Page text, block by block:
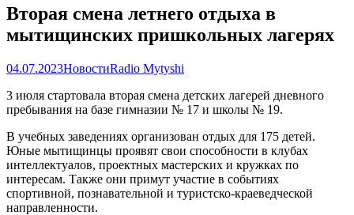
Вторая смена летнего отдыха в
мытищинских пришкольных лагерях
04.07.2023НовостиRadio Mytyshi
3 июля стартовала вторая смена детских лагерей дневного
пребывания на базе гимназии № 17 и школы № 19.
В учебных заведениях организован отдых для 175 детей.
Юные мытищинцы проявят свои способности в клубах
интеллектуалов, проектных мастерских и кружках по
интересам. Также они примут участие в событиях
спортивной, познавательной и туристско-краеведческой
направленности.